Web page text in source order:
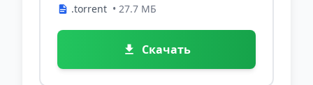
.torrent • 27.7 МБ
Скачать